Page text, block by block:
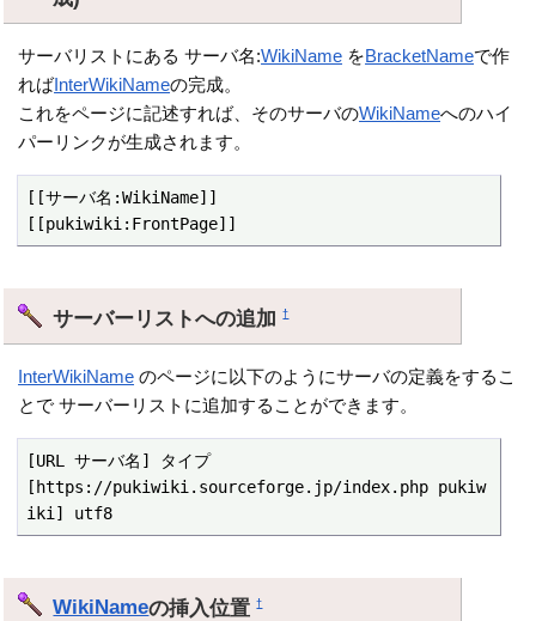
サーバリストにある サーバ名:WikiName をBracketNameで作
ればInterWikiNameの完成。
これをページに記述すれば、そのサーバのWikiNameへのハイ
パーリンクが生成されます。
[[サーバ名:WikiName]]
[[pukiwiki:FrontPage]]
サーバーリストへの追加†
InterWikiName のページに以下のようにサーバの定義をするこ
とで サーバーリストに追加することができます。
[URL サーバ名] タイプ
[https://pukiwiki.sourceforge.jp/index.php pukiw
iki] utf8
WikiNameの挿入位置†